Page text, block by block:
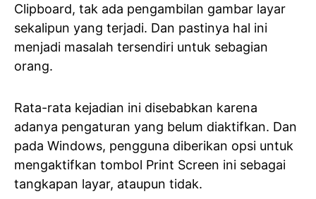
Clipboard, tak ada pengambilan gambar layar
sekalipun yang terjadi. Dan pastinya hal ini
menjadi masalah tersendiri untuk sebagian
orang.
Rata-rata kejadian ini disebabkan karena
adanya pengaturan yang belum diaktifkan. Dan
pada Windows, pengguna diberikan opsi untuk
mengaktifkan tombol Print Screen ini sebagai
tangkapan layar, ataupun tidak.